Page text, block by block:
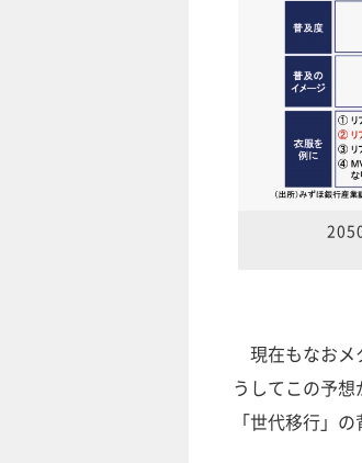
現在もなおメ
うしてこの予
「世代移行」